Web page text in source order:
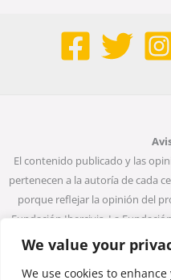
We value your
We use cookies to
El contenido publicado y las
pertenecen a la autoría de cada
porque reflejar la opinión del
Fundación Ibercivis. La
todos los datos incluidos en las
Ibercivis ni ninguna persona
responsable del uso que